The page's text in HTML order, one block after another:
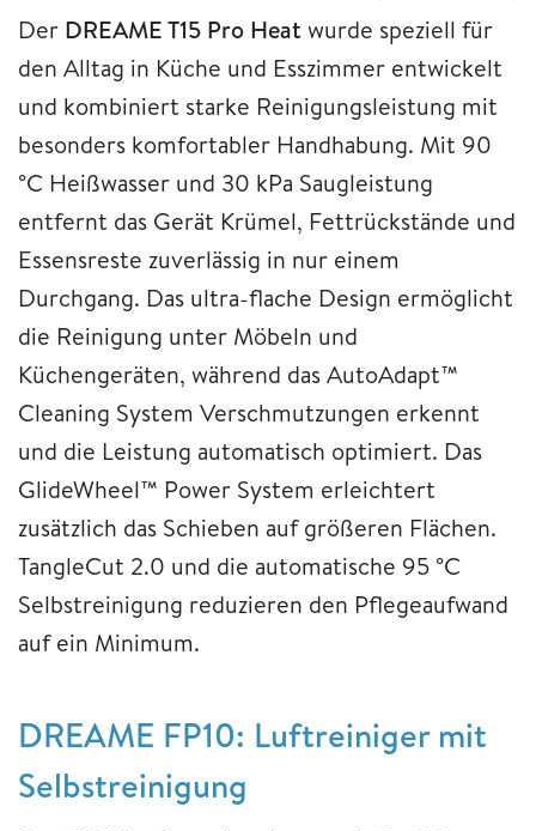
Der DREAME T15 Pro Heat wurde speziell für
den Alltag in Küche und Esszimmer entwickelt
und kombiniert starke Reinigungsleistung mit
besonders komfortabler Handhabung. Mit 90
°C Heißwasser und 30 kPa Saugleistung
entfernt das Gerät Krümel, Fettrückstände und
Essensreste zuverlässig in nur einem
Durchgang. Das ultra-flache Design ermöglicht
die Reinigung unter Möbeln und
Küchengeräten, während das AutoAdapt™
Cleaning System Verschmutzungen erkennt
und die Leistung automatisch optimiert. Das
GlideWheel™ Power System erleichtert
zusätzlich das Schieben auf größeren Flächen.
TangleCut 2.0 und die automatische 95 °C
Selbstreinigung reduzieren den Pflegeaufwand
auf ein Minimum.
DREAME FP10: Luftreiniger mit
Selbstreinigung